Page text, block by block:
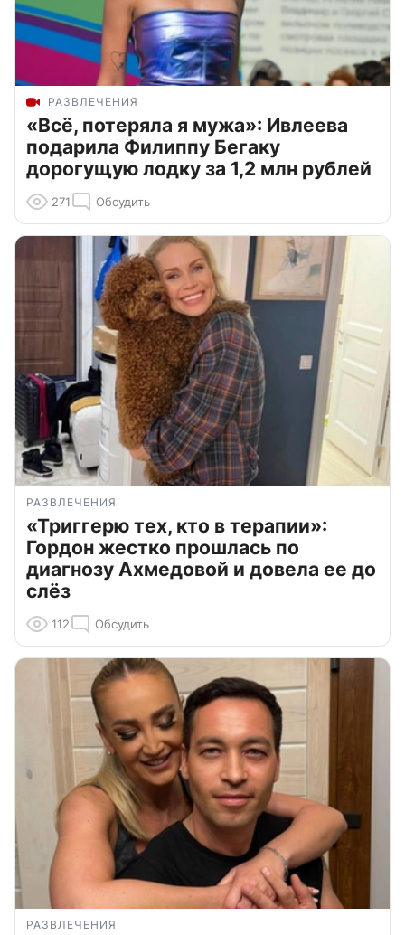
РАЗВЛЕЧЕНИЯ
«Всё, потеряла я мужа»: Ивлеева
подарила Филиппу Бегаку
дорогущую лодку за 1,2 млн рублей
271 Обсудить
РАЗВЛЕЧЕНИЯ
«Триггерю тех, кто в терапии»:
Гордон жестко прошлась по
диагнозу Ахмедовой и довела ее до
слёз
112 Обсудить
РАЗВЛЕЧЕНИЯ